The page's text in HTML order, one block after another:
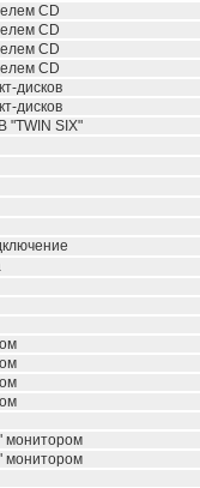
CD
CD
CD
CD
дисков
дисков
SIX"
монитором
монитором